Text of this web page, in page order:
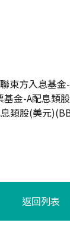
東方入息基
金-A配息類
類股(美元
返回列表